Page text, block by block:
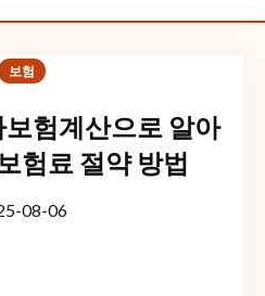
보험
험계산으로 알아
험료 절약 방법
08-06